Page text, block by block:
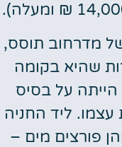
מדרחוב תוסס,
שהיא בקומה
על בסיס
עצמו. ליד החניה
פורצים מים –